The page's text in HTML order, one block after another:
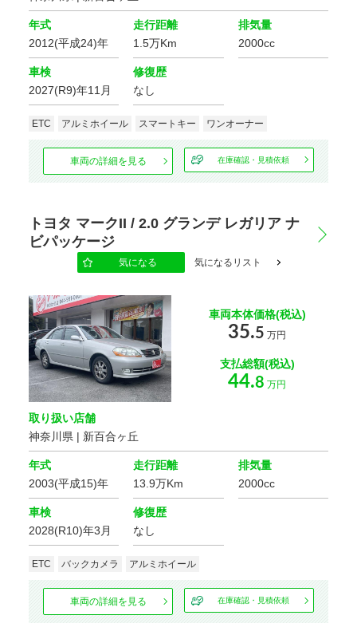
ミッション
駆動方式
ハンドル
スライドドア
エンジン種別
乗車定員
カーナビ/TV/DVD
基本装備
キーレス
この条件で検索する
設定をクリア
年式
2012(平成24)年
走行距離
1.5万Km
排気量
2000cc
車検
2027(R9)年11月
修復歴
なし
ETC アルミホイール スマートキー ワンオーナー
車両の詳細を見る 在庫確認・見積依頼
トヨタ マークII / 2.0 グランデ レガリア ナ
ビパッケージ
気になる 気になるリスト
車両本体価格(税込)
35.5 万円
支払総額(税込)
44.8 万円
取り扱い店舗
神奈川県 | 新百合ヶ丘
年式
2003(平成15)年
走行距離
13.9万Km
排気量
2000cc
車検
2028(R10)年3月
修復歴
なし
ETC バックカメラ アルミホイール
車両の詳細を見る 在庫確認・見積依頼